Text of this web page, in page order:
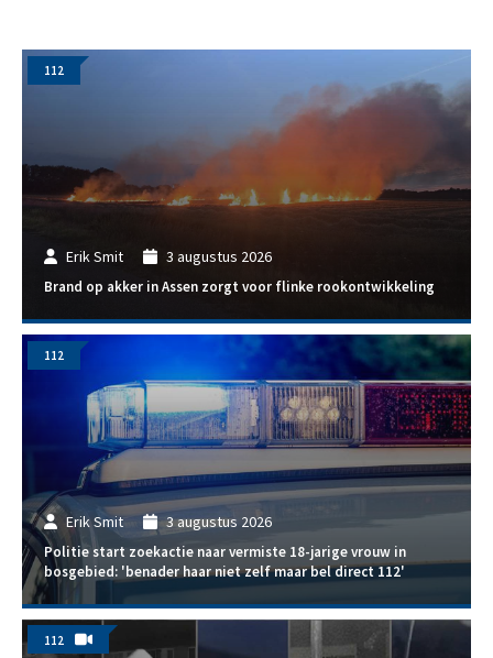
Erik Smit 3 augustus 2026
Brand op akker in Assen zorgt voor flinke rookontwikkeling
112
Erik Smit 3 augustus 2026
Politie start zoekactie naar vermiste 18-jarige vrouw in
bosgebied: 'benader haar niet zelf maar bel direct 112'
112
112